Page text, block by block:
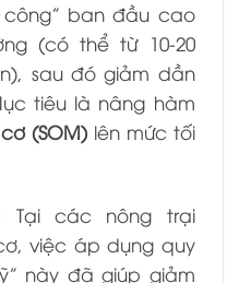
công” ban đầu cao
(có thể từ 10-20
sau đó giảm dần
tiêu là nâng hàm
(SOM)lên mức tối
Tại các nông trại
việc áp dụng quy
này đã giúp giảm